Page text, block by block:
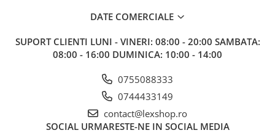
Modele Revell
DATE COMERCIALE
SUPORT CLIENTI LUNI - VINERI: 08:00 - 20:00 SAMBATA:
08:00 - 16:00 DUMINICA: 10:00 - 14:00
0755088333
0744433149
contact@lexshop.ro
SOCIAL URMARESTE-NE IN SOCIAL MEDIA